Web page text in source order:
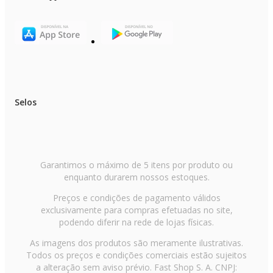
Marca: Mondial
Modelo: AFON-12L-BI
Cor predominante: Preto / Inox
Painel Touch: Sim
Funções: Assar | Cozinhar | Gratinar | Fritar | Reaquecer
Revestimento do Cesto: Antiaderente
Possui Cesto: Sim
Possui Grelha: Sim
Segurança: Aviso sonoro | desligamento automático
Luz indicadora: Sim
Material: -
Tipo de tomada: 20A
Altura do Produto: 39cm
Largura do Produto: 32cm
Selos
Garantimos o máximo de 5 itens por produto ou
enquanto durarem nossos estoques.
Preços e condições de pagamento válidos
exclusivamente para compras efetuadas no site,
podendo diferir na rede de lojas físicas.
As imagens dos produtos são meramente ilustrativas.
Todos os preços e condições comerciais estão sujeitos
a alteração sem aviso prévio. Fast Shop S. A. CNPJ: